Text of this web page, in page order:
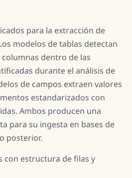
para la extracción de
modelos de tablas detectan
dentro de las
durante el análisis de
de campos extraen valores
estandarizados con
Ambos producen una
para su ingesta en bases de
posterior.
con estructura de filas y